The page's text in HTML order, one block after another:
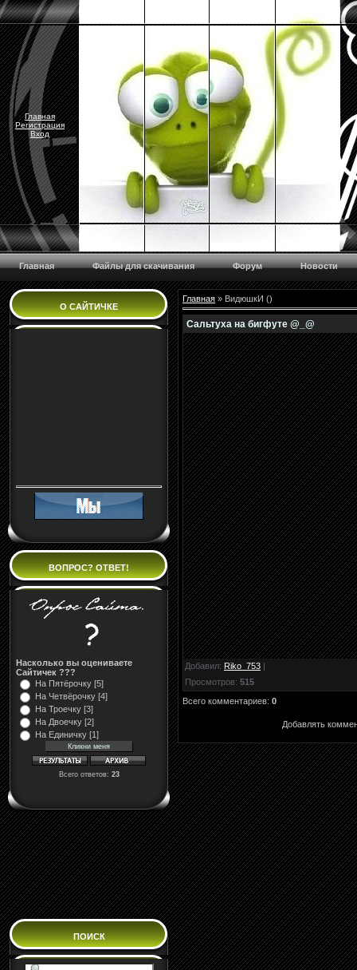
Главная
Регистрация
Вход
Главная Файлы для скачивания Форум Новости
О САЙТИЧКЕ
ВОПРОС? ОТВЕТ!
Насколько вы оцениваете
Сайтичек ???
На Пятёрочку [5]
На Четвёрочку [4]
На Троечку [3]
На Двоечку [2]
На Единичку [1]
Всего ответов: 23
ПОИСК
Главная » ВидюшкИ ()
Сальтуха на бигфуте @_@
Добавил: Riko_753 |
Просмотров: 515
Всего комментариев: 0
Добавлять